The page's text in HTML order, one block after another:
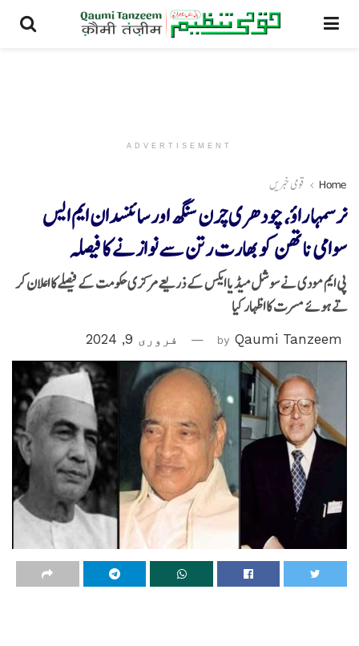
ADVERTISEMENT
Home قومی خبریں
نرسمہا راؤ، چودھری چرن سنگھ اور سائنسدان ایم ایس
سوامی ناتھن کو بھارت رتن سے نوازنے کا فیصلہ
پی ایم مودی نے سوشل میڈیا ایکس کے ذریعےمرکزی حکومت کے فیصلےکا اعلان کر
تے ہوئے مسرت کا اظہار کیا
by Qaumi Tanzeem فروری 9, 2024